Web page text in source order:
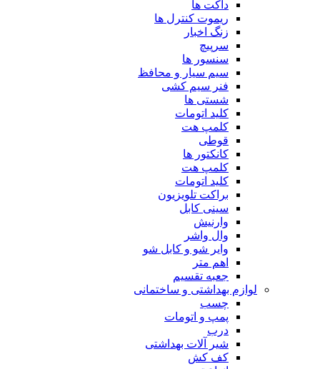
داکت ها
ریموت کنترل ها
زنگ اخبار
سرپیچ
سنسور ها
سیم سیار و محافظ
فنر سیم کشی
شستی ها
کلید اتومات
کلمپ هت
قوطی
کانکتور ها
کلمپ هت
کلید اتومات
براکت تلویزیون
سینی کابل
وارنیش
وال واشر
وایر شو و کابل شو
اهم متر
جعبه تقسیم
لوازم بهداشتی و ساختمانی
چسب
پمپ و اتومات
درب
شیر آلات بهداشتی
کف کش